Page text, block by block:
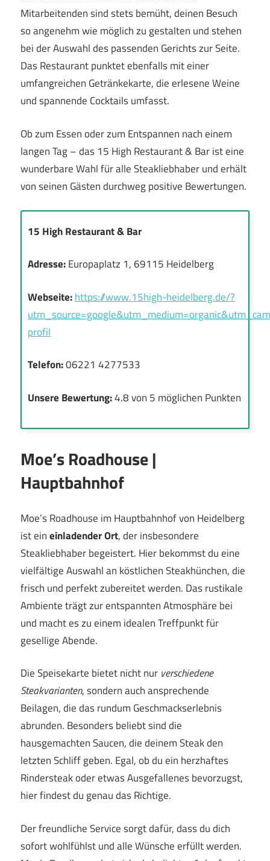
Mitarbeitenden sind stets bemüht, deinen Besuch
so angenehm wie möglich zu gestalten und stehen
bei der Auswahl des passenden Gerichts zur Seite.
Das Restaurant punktet ebenfalls mit einer
umfangreichen Getränkekarte, die erlesene Weine
und spannende Cocktails umfasst.
Ob zum Essen oder zum Entspannen nach einem
langen Tag – das 15 High Restaurant & Bar ist eine
wunderbare Wahl für alle Steakliebhaber und erhält
von seinen Gästen durchweg positive Bewertungen.
15 High Restaurant & Bar
Adresse:Europaplatz 1, 69115 Heidelberg
Webseite:https://www.15high-heidelberg.de/?
profil
Telefon:06221 4277533
Unsere Bewertung:4.8 von 5 möglichen Punkten
Moe’s Roadhouse |
Hauptbahnhof
Moe’s Roadhouse im Hauptbahnhof von Heidelberg
ist eineinladender Ort, der insbesondere
Steakliebhaber begeistert. Hier bekommst du eine
vielfältige Auswahl an köstlichen Steakhünchen, die
frisch und perfekt zubereitet werden. Das rustikale
Ambiente trägt zur entspannten Atmosphäre bei
und macht es zu einem idealen Treffpunkt für
gesellige Abende.
Die Speisekarte bietet nicht nur verschiedene
Steakvarianten, sondern auch ansprechende
Beilagen, die das rundum Geschmackserlebnis
abrunden. Besonders beliebt sind die
hausgemachten Saucen, die deinem Steak den
letzten Schliff geben. Egal, ob du ein herzhaftes
Rindersteak oder etwas Ausgefallenes bevorzugst,
hier findest du genau das Richtige.
Der freundliche Service sorgt dafür, dass du dich
sofort wohlfühlst und alle Wünsche erfüllt werden.